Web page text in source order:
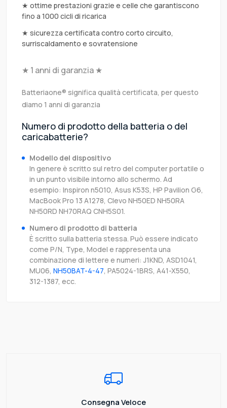
★ ottime prestazioni grazie e celle che garantiscono
fino a 1000 cicli di ricarica
★ sicurezza certificata contro corto circuito,
surriscaldamento e sovratensione
★ 1 anni di garanzia ★
Batteriaone® significa qualità certificata, per questo
diamo 1 anni di garanzia
Numero di prodotto della batteria o del
caricabatterie?
Modello del dispositivo
In genere è scritto sul retro del computer portatile o
in un punto visibile intorno allo schermo. Ad
esempio: Inspiron n5010, Asus K53S, HP Pavilion G6,
MacBook Pro 13 A1278, Clevo NH50ED NH50RA
NH50RD NH70RAQ CNH5S01.
Numero di prodotto di batteria
È scritto sulla batteria stessa. Può essere indicato
come P/N, Type, Model e rappresenta una
combinazione di lettere e numeri: J1KND, ASD1041,
MU06, NH50BAT-4-47, PA5024-1BRS, A41-X550,
312-1387, ecc.
Consegna Veloce